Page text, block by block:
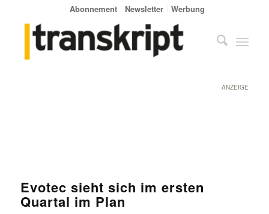
Abonnement Newsletter Werbung
ANZEIGE
Evotec sieht sich im ersten
Quartal im Plan